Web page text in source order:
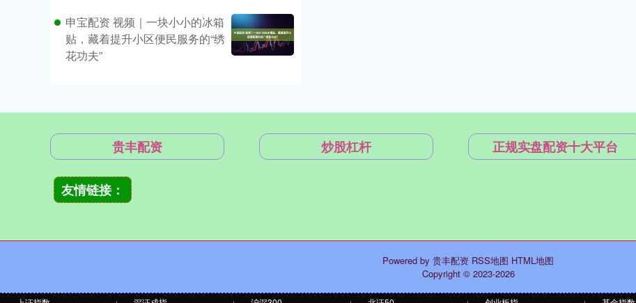
申宝配资 视频｜一块小小的冰箱
贴，藏着提升小区便民服务的“绣
花功夫”
贵丰配资 炒股杠杆 正规实盘配资十大平台
友情链接：
Powered by 贵丰配资 RSS地图 HTML地图
Copyright © 2023-2026